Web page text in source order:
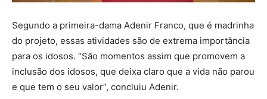
Segundo a primeira-dama Adenir Franco, que é madrinha
do projeto, essas atividades são de extrema importância
para os idosos. “São momentos assim que promovem a
inclusão dos idosos, que deixa claro que a vida não parou
e que tem o seu valor”, concluiu Adenir.